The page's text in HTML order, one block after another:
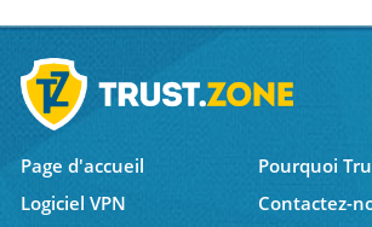
Page d'accueil
Pourquoi
Logiciel VPN
Contactez-